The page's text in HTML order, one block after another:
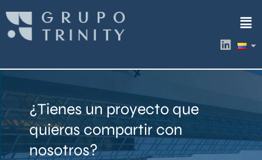
contenido
L
i
k
i
¿Tienes un proyecto que
quieras compartir con
nosotros?